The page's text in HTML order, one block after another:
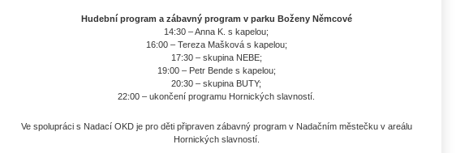
Hudební program a zábavný program v parku Boženy Němcové
14:30 – Anna K. s kapelou;
16:00 – Tereza Mašková s kapelou;
17:30 – skupina NEBE;
19:00 – Petr Bende s kapelou;
20:30 – skupina BUTY;
22:00 – ukončení programu Hornických slavností.
Ve spolupráci s Nadací OKD je pro děti připraven zábavný program v Nadačním městečku v areálu
Hornických slavností.